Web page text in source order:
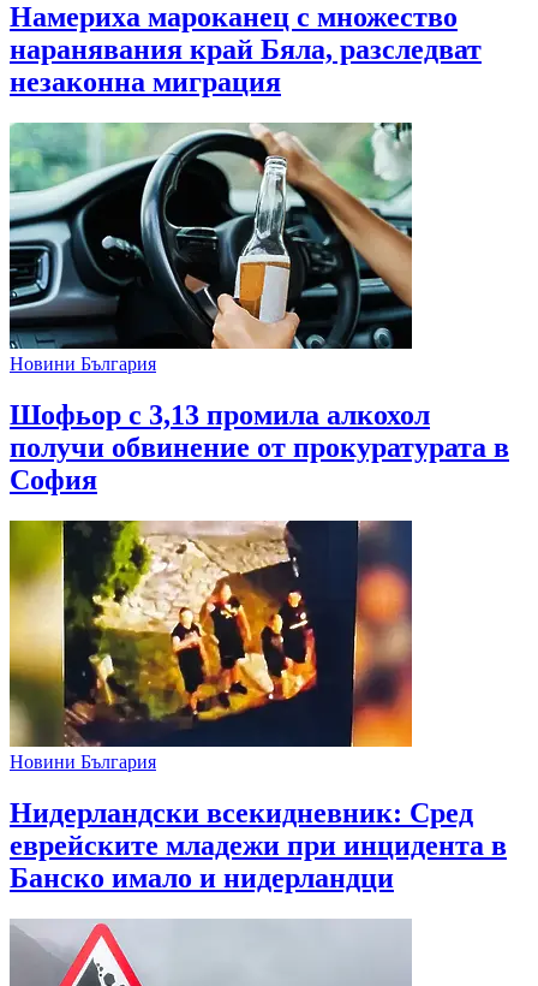
Намериха мароканец с множество
наранявания край Бяла, разследват
незаконна миграция
Новини България
Шофьор с 3,13 промила алкохол
получи обвинение от прокуратурата в
София
Новини България
Нидерландски всекидневник: Сред
еврейските младежи при инцидента в
Банско имало и нидерландци